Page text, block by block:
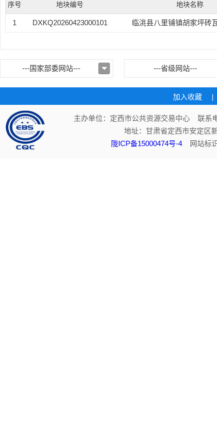
序号 地块编号 地块名称
1 DXKQ20260423000101 临洮县八里铺镇胡家坪砖
---国家部委网站--- ---省级网站---
加入收藏 |
主办单位：定西市公共资源交易中心 联系
地址：甘肃省定西市安定
陇ICP备15000474号-4 网站标